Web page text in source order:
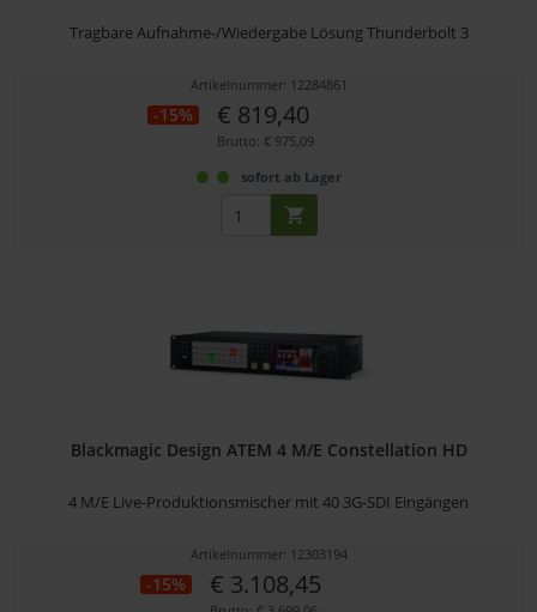
Tragbare Aufnahme-/Wiedergabe Lösung Thunderbolt 3
Artikelnummer: 12284861
-15% € 819,40
Brutto: € 975,09
sofort ab Lager
Blackmagic Design ATEM 4 M/E Constellation HD
4 M/E Live-Produktionsmischer mit 40 3G-SDI Eingängen
Artikelnummer: 12303194
-15% € 3.108,45